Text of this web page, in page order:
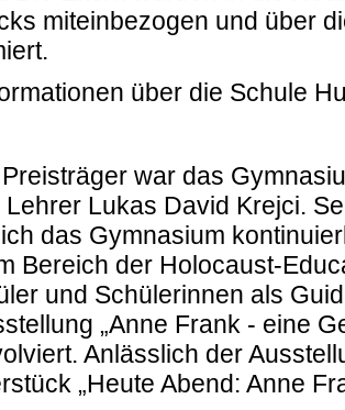
miteinbezogen und über
über die Schule
war das
Lukas David Krejci.
das Gymnasium
Bereich der Holocaust-
und Schülerinnen als
„Anne Frank - eine
Anlässlich der
„Heute Abend: Anne